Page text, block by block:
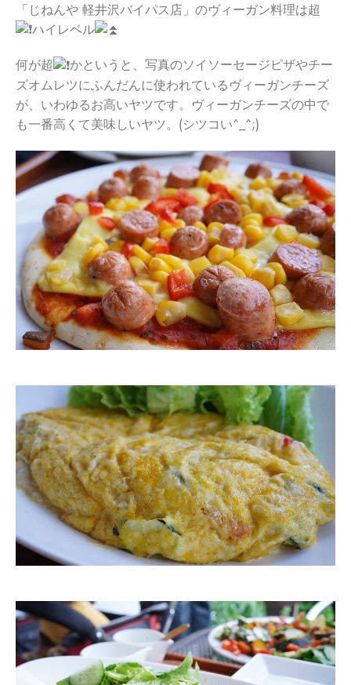
「じねんや 軽井沢バイパス店」のヴィーガン料理は超
ハイレベル
何が超
かというと、写真のソイソーセージピザやチー
ズオムレツにふんだんに使われているヴィーガンチーズ
が、いわゆるお高いヤツです。ヴィーガンチーズの中で
も一番高くて美味しいヤツ。(シツコい^_^;)